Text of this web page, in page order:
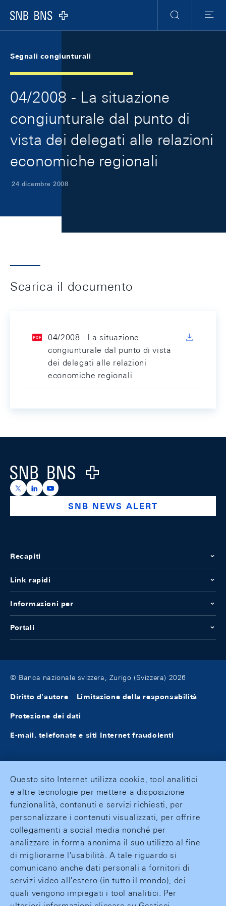
Logo
Ricerca
Menu
Segnali congiunturali
04/2008 - La situazione
congiunturale dal punto di
vista dei delegati alle relazioni
economiche regionali
24 dicembre 2008
Scarica il documento
04/2008 - La situazione
congiunturale dal punto di vista
dei delegati alle relazioni
economiche regionali
Logo
https://x.com/snb_bns
https://ch.linkedin.com/company/swiss-national-
https://www.youtube.com/@swissnationalbank
SNB NEWS ALERT
Recapiti
Link rapidi
Informazioni per
Portali
© Banca nazionale svizzera, Zurigo (Svizzera) 2026
Diritto d'autore Limitazione della responsabilità
Protezione dei dati
E-mail, telefonate e siti Internet fraudolenti
Questo sito Internet utilizza cookie, tool analitici
e altre tecnologie per mettere a disposizione
funzionalità, contenuti e servizi richiesti, per
personalizzare i contenuti visualizzati, per offrire
collegamenti a social media nonché per
analizzare in forma anonima il suo utilizzo al fine
di migliorarne l'usabilità. A tale riguardo si
comunicano anche dati personali a fornitori di
servizi video all'estero (in tutto il mondo), dei
quali vengono impiegati i tool analitici. Per